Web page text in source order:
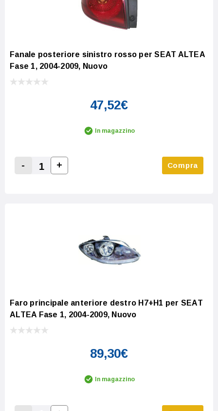
Fanale posteriore sinistro rosso per SEAT ALTEA
Fase 1, 2004-2009, Nuovo
47,52€
In magazzino
Decrease Quantity:
-
Increase Quantity:
+ Compra
Faro principale anteriore destro H7+H1 per SEAT
ALTEA Fase 1, 2004-2009, Nuovo
89,30€
In magazzino